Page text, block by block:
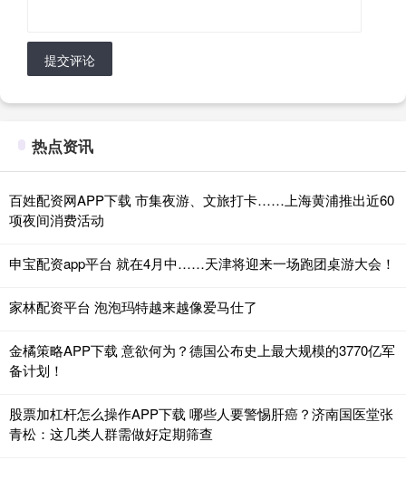
提交评论
热点资讯
百姓配资网APP下载 市集夜游、文旅打卡……上海黄浦推出近60
项夜间消费活动
申宝配资app平台 就在4月中……天津将迎来一场跑团桌游大会！
家林配资平台 泡泡玛特越来越像爱马仕了
金橘策略APP下载 意欲何为？德国公布史上最大规模的3770亿军
备计划！
股票加杠杆怎么操作APP下载 哪些人要警惕肝癌？济南国医堂张
青松：这几类人群需做好定期筛查